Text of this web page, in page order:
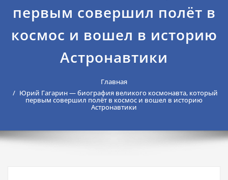
первым совершил полёт в
космос и вошел в историю
Астронавтики
Главная
Юрий Гагарин — биография великого космонавта, который
первым совершил полёт в космос и вошел в историю
Астронавтики